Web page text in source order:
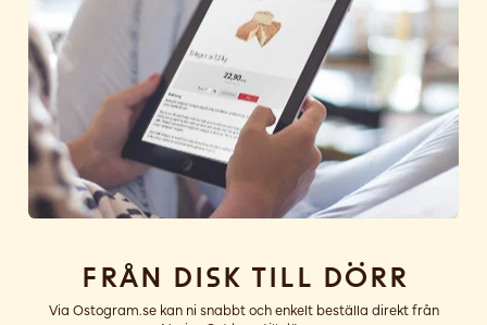
Från disk till dörr
Via Ostogram.se kan ni snabbt och enkelt beställa direkt från